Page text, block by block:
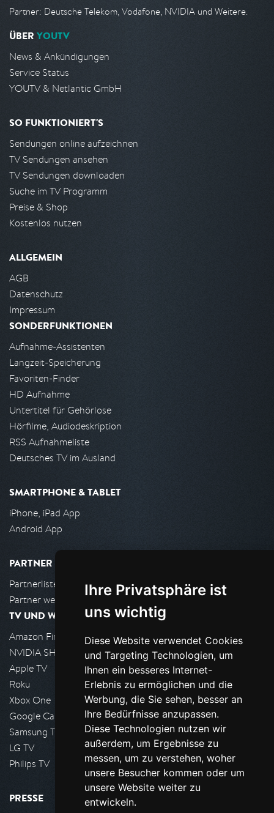
Ihre Privatsphäre ist
uns wichtig
Diese Website verwendet Cookies
und Targeting Technologien, um
Ihnen ein besseres Internet-
Erlebnis zu ermöglichen und die
Werbung, die Sie sehen, besser an
Ihre Bedürfnisse anzupassen.
Diese Technologien nutzen wir
außerdem, um Ergebnisse zu
messen, um zu verstehen, woher
unsere Besucher kommen oder um
unsere Website weiter zu
entwickeln.
Partner: Deutsche Telekom, Vodafone, NVIDIA und Weitere.
ÜBER YOUTV
News & Ankündigungen
Service Status
YOUTV & Netlantic GmbH
SO FUNKTIONIERT'S
Sendungen online aufzeichnen
TV Sendungen ansehen
TV Sendungen downloaden
Suche im TV Programm
Preise & Shop
Kostenlos nutzen
ALLGEMEIN
AGB
Datenschutz
Impressum
SONDERFUNKTIONEN
Aufnahme-Assistenten
Langzeit-Speicherung
Favoriten-Finder
HD Aufnahme
Untertitel für Gehörlose
Hörfilme, Audiodeskription
RSS Aufnahmeliste
Deutsches TV im Ausland
SMARTPHONE & TABLET
iPhone, iPad App
Android App
PARTNER
Partnerliste
Partner werden
TV UND WOHNZIMMER
Amazon FireTV
NVIDIA SHIELD, Google TV
Apple TV
Roku
Xbox One
Google Cast
Samsung TV
LG TV
Philips TV
PRESSE